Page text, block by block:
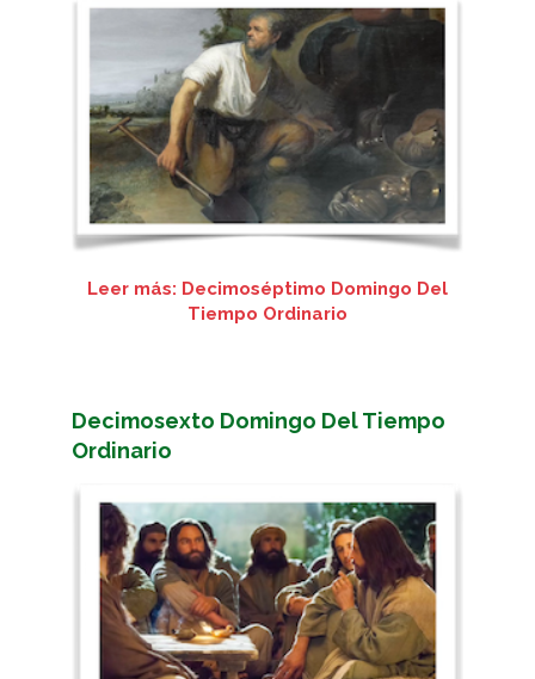
Leer más: Decimoséptimo Domingo Del
Tiempo Ordinario
Decimosexto Domingo Del Tiempo
Ordinario